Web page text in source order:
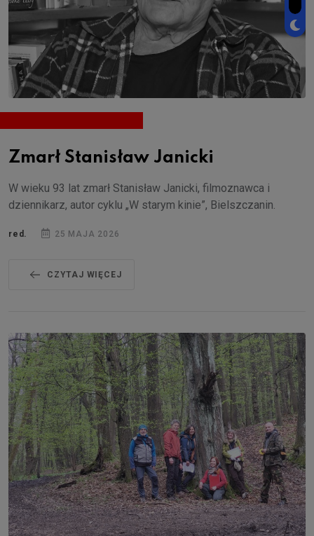
Zmarł Stanisław Janicki
W wieku 93 lat zmarł Stanisław Janicki, filmoznawca i
dziennikarz, autor cyklu „W starym kinie”, Bielszczanin.
red. 25 MAJA 2026
CZYTAJ WIĘCEJ